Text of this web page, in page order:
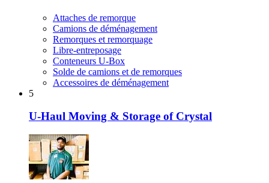
Attaches de remorque
Camions de déménagement
Remorques et remorquage
Libre-entreposage
Conteneurs U-Box
Solde de camions et de remorques
Accessoires de déménagement
5
U-Haul Moving & Storage of Crystal